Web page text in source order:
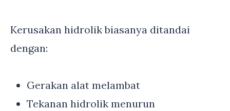
Kerusakan hidrolik biasanya ditandai
dengan:
Gerakan alat melambat
Tekanan hidrolik menurun